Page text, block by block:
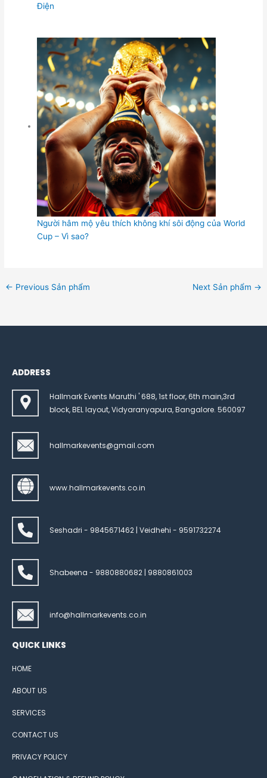
Điện
Người hâm mộ yêu thích không khí sôi động của World
Cup – Vì sao?
← Previous Sản phẩm Next Sản phẩm →
ADDRESS
Hallmark Events Maruthi ' 688, 1st floor, 6th main,3rd
block, BEL layout, Vidyaranyapura, Bangalore. 560097
hallmarkevents@gmail.com
www.hallmarkevents.co.in
Seshadri - 9845671462 | Veidhehi - 9591732274
Shabeena - 9880880682 | 9880861003
info@hallmarkevents.co.in
QUICK LINKS
HOME
ABOUT US
SERVICES
CONTACT US
PRIVACY POLICY